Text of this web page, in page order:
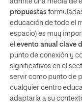
propuestas
educación de todo el
espacio) es muy
el evento anual clave
punto de conexión y
significativos en el
servir como punto de
cualquier centro
adaptarla a su